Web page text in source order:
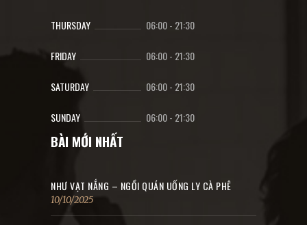
THURSDAY 06:00- 21:30
FRIDAY 06:00- 21:30
SATURDAY 06:00- 21:30
SUNDAY 06:00- 21:30
BÀI MỚI NHẤT
NHƯ VẠT NẮNG – NGỒI QUÁN UỐNG LY CÀ PHÊ
10/10/2025